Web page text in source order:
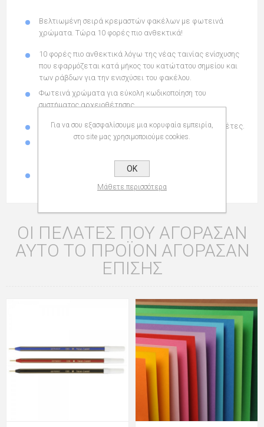
Βελτιωμένη σειρά κρεμαστών φακέλων με φωτεινά
χρώματα. Τώρα 10 φορές πιο ανθεκτικά!
10 φορές πιο ανθεκτικά λόγω της νέας ταινίας ενίσχυσης
που εφαρμόζεται κατά μήκος του κατώτατου σημείου και
των ράβδων για την ενισχύσει του φακέλου.
Φωτεινά χρώματα για εύκολη κωδικοποίηση του
συστήματος αρχειοθέτησης.
Με διάφανη πλαστική θήκη ετικέτας και λευκές ετικέτες.
Φιλικά προς το περιβάλλον από 100% ανακυκλωμένο
405 x 240 x 1mm
ΟΙ ΠΕΛΆΤΕΣ ΠΟΥ ΑΓΌΡΑΣΑΝ
ΑΥΤΌ ΤΟ ΠΡΟΪΌΝ ΑΓΌΡΑΣΑΝ
ΕΠΊΣΗΣ
Για να σου εξασφαλίσουμε μια κορυφαία εμπειρία,
στο site μας χρησιμοποιούμε cookies.
OK
Μάθετε περισσότερα